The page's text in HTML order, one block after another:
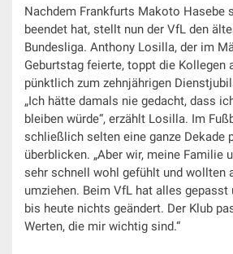
Nachdem Frankfurts Makoto Hasebe
beendet hat, stellt nun der VfL den
Bundesliga. Anthony Losilla, der im
Geburtstag feierte, toppt die Kollegen
pünktlich zum zehnjährigen
„Ich hätte damals nie gedacht, dass
bleiben würde“, erzählt Losilla. Im
schließlich selten eine ganze Dekade
überblicken. „Aber wir, meine Familie
sehr schnell wohl gefühlt und wollten
umziehen. Beim VfL hat alles gepasst
bis heute nichts geändert. Der Klub
Werten, die mir wichtig sind.“